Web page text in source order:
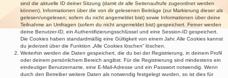
sind die aktuelle ID deiner Sitzung (damit dir alle Seitenaufrufe zugeordnet werden
können), Informationen über die von dir gelesenen Beiträge (zur Markierung dieser als
gelesen/ungelesen; sofern du nicht angemeldet bist) sowie Informationen über deine
Teilnahme an Umfragen (sofern du nicht angemeldet bist) gespeichert. Ferner werden
deine Benutzer-ID, ein Authentifizierungsschlüssel und eine Session-ID gespeichert.
Die Cookies haben standardmäßig eine Gültigkeit von einem Jahr. Alle Cookies kannst
du jederzeit über die Funktion „Alle Cookies löschen“ löschen.
Weiterhin werden die Daten gespeichert, die du bei der Registrierung, in deinem Profil
oder deinem persönlichem Bereich angibst. Für die Registrierung sind mindestens ein
eindeutiger Benutzername, eine E-Mail-Adresse und ein Passwort notwendig. Wenn
durch den Betreiber weitere Daten als notwendig festgelegt wurden, so ist dies für